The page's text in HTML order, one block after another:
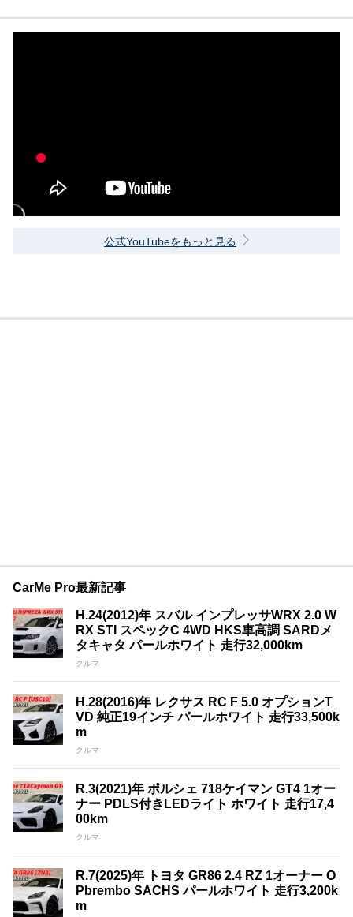
公式YouTubeをもっと見る
CarMe Pro最新記事
H.24(2012)年 スバル インプレッサWRX 2.0 W
RX STI スペックC 4WD HKS車高調 SARDメ
タキャタ パールホワイト 走行32,000km
クルマ
H.28(2016)年 レクサス RC F 5.0 オプションT
VD 純正19インチ パールホワイト 走行33,500k
m
クルマ
R.3(2021)年 ポルシェ 718ケイマン GT4 1オー
ナー PDLS付きLEDライト ホワイト 走行17,4
00km
クルマ
R.7(2025)年 トヨタ GR86 2.4 RZ 1オーナー O
Pbrembo SACHS パールホワイト 走行3,200k
m